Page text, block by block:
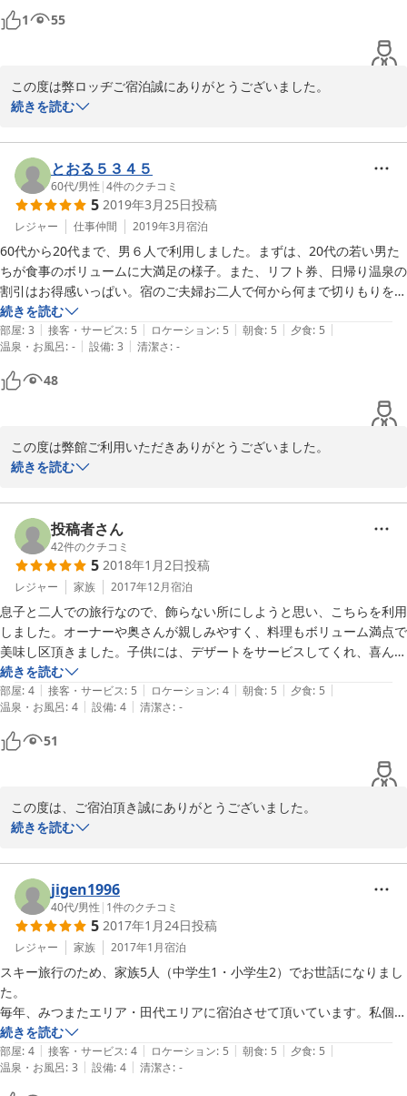
お風呂は近くの温泉に行くといいかもですね！タオルや歯ブラシもない
ので持って行った方が良いですよ！
お部屋はこたつがあって子供達は喜んでましたがカメムシがたくさんい
てカメムシをとるためのガムテープがおいてありました。山の中なので
仕方ないですよね！
また来シーズンかぐらに行くときは利用させていただきたいと思いま
1 55
この度は弊ロッヂご宿泊誠にありがとうございました。
お食事はご満足頂いたようで嬉しく思います。
しめまれたなとホットしました。
お風呂は小人数用なので、ゆったりとした近くの街道の湯をおすす
めしています。
カメムシは真冬は出ませんが、春になって暖かくなるとどこからと
もなく出てきて、私共も大変困っています。ガムテープでの駆除お
願いしています。
2019-04-02
続きを読む
とおる５３４５
60代/男性 |4件のクチコミ
5 2019年3月25日投稿
レジャー 仕事仲間 2019年3月宿泊
60代から20代まで、男６人で利用しました。まずは、20代の若い男た
ちが食事のボリュームに大満足の様子。また、リフト券、日帰り温泉の
割引はお得感いっぱい。宿のご夫婦お二人で何から何まで切りもりをし
ていたようですが、いろいろと親切にしていただきました。
続きを読む
部屋: 3 | 接客・サービス: 5 | ロケーション: 5 | 朝食: 5 | 夕食: 5 |
温泉・お風呂: - | 設備: 3 | 清潔さ: -
48
この度は弊館ご利用いただきありがとうございました。
来られた日は関越自動車道が事故渋滞で時間がかかったようで、大
ご宿泊は、お食事・割引券等ご満足頂いたようで、とても嬉しく思
います。
2019-03-26
続きを読む
投稿者さん
42件のクチコミ
5 2018年1月2日投稿
レジャー 家族 2017年12月宿泊
息子と二人での旅行なので、飾らない所にしようと思い、こちらを利用
しました。オーナーや奥さんが親しみやすく、料理もボリューム満点で
美味し区頂きました。子供には、デザートをサービスしてくれ、喜んで
ました。部屋は、こたつが息子は初めての体験でとても喜んでました。
部屋は、小じんまりしていて、二人にはちょうど良かったです。帰りも
スキーを終えて着替えるまで、オーナーが気を使っ手頂き、コストパフ
ォーマンスが凄いなと感心しました。部屋は、いっぱいでしたが、きっ
と常連さんが多いんだと思います。また、来年伺いタイと思います。
続きを読む
部屋: 4 | 接客・サービス: 5 | ロケーション: 4 | 朝食: 5 | 夕食: 5 |
温泉・お風呂: 4 | 設備: 4 | 清潔さ: -
51
この度は、ご宿泊頂き誠にありがとうございました。
ご満足頂いたようでとても嬉しく思います。
2018-01-04
続きを読む
jigen1996
40代/男性 | 1件のクチコミ
5 2017年1月24日投稿
レジャー 家族 2017年1月宿泊
スキー旅行のため、家族5人（中学生1・小学生2）でお世話になりまし
た。
毎年、みつまたエリア・田代エリアに宿泊させて頂いています。私個人
的な評価で申し訳ありませんが5点満点で採点させて頂きます。
【スタッフ】：5点
いつもにこやかでとても優しそうなご主人様。
続きを読む
部屋: 4 | 接客・サービス: 4 | ロケーション: 5 | 朝食: 5 | 夕食: 5 |
温泉・お風呂: 3 | 設備: 4 | 清潔さ: -